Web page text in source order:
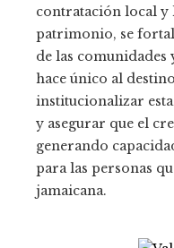
contratación local y
patrimonio, se
de las comunidades
hace único al
institucionalizar
y asegurar que el
generando
para las personas
jamaicana.